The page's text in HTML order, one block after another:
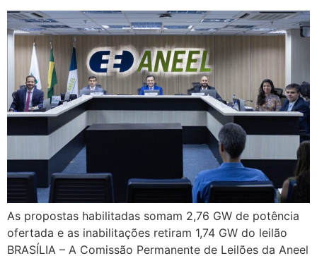
As propostas habilitadas somam 2,76 GW de potência
ofertada e as inabilitações retiram 1,74 GW do leilão
BRASÍLIA – A Comissão Permanente de Leilões da Aneel